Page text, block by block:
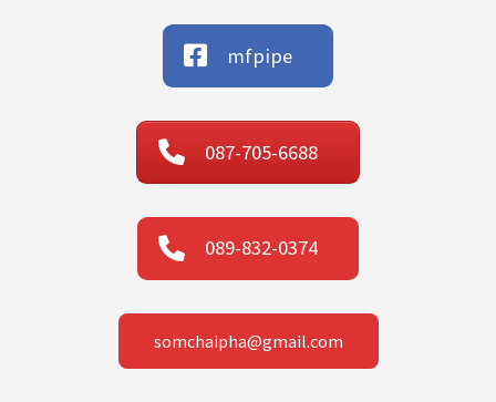
mfpipe
087-705-6688
089-832-0374
somchaipha@gmail.com